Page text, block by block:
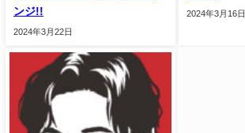
ンジ!!
2024年3月22日
2024年3月16日